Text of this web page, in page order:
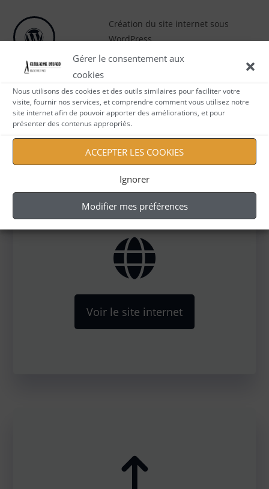
Gérer le consentement aux
cookies
Nous utilisons des cookies et des outils similaires pour faciliter votre
visite, fournir nos services, et comprendre comment vous utilisez notre
site internet afin de pouvoir apporter des améliorations, et pour
présenter des contenus appropriés.
ACCEPTER LES COOKIES
Ignorer
Modifier mes préférences
Création du site internet sous
WordPress
Aide utilisateur
Voir le site internet